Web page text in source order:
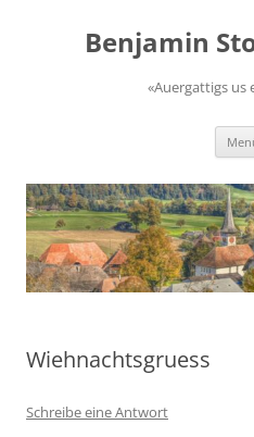
springenBenjamin
«Auergattigs us
Wiehnachtsgruess
Schreibe eine Antwort